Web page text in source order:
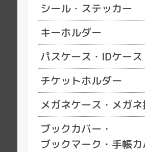
シール・ステッカー
キーホルダー
パスケース・IDケース
チケットホルダー
メガネケース・メガネ
ブックカバー・
ブックマーク・手帳カ